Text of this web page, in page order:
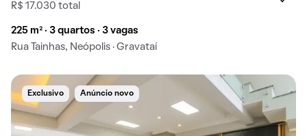
R$ 17.030 total
225 m² · 3 quartos · 3 vagas
Rua Tainhas, Neópolis · Gravataí
Exclusivo Anúncio novo